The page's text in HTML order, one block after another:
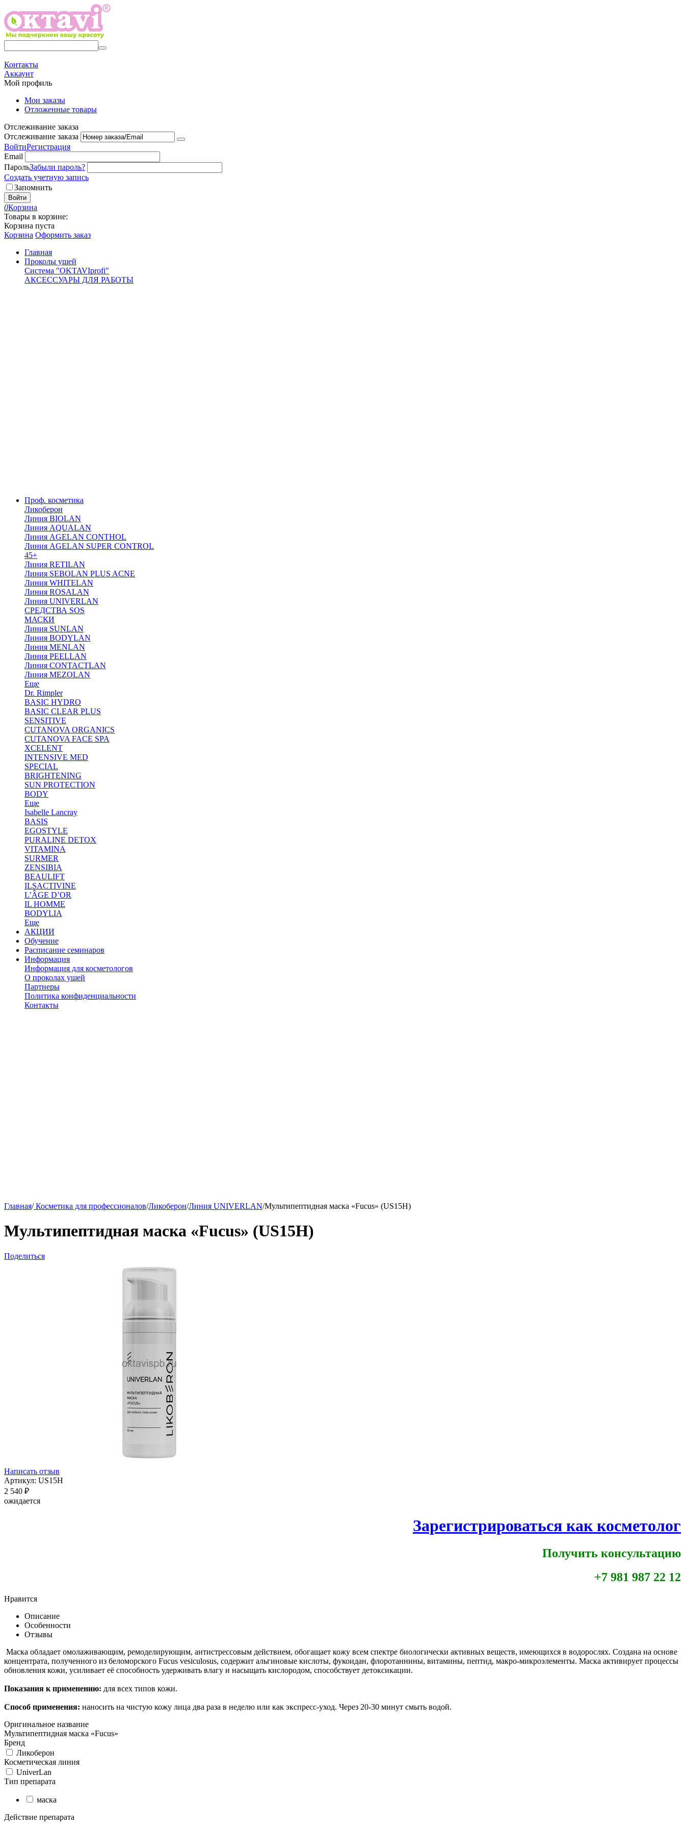
Контакты
Аккаунт
Мой профиль
Мои заказы
Отложенные товары
Отслеживание заказа
Отслеживание заказа
ВойтиРегистрация
Email
ПарольЗабыли пароль?
Создать учетную запись
Запомнить
Войти
0Корзина
Товары в корзине:
Корзина пуста
Корзина Оформить заказ
Главная
Проколы ушей
Система "OKTAVIprofi"
АКСЕССУАРЫ ДЛЯ РАБОТЫ
Проф. косметика
Ликоберон
Линия BIOLAN
Линия AQUALAN
Линия AGELAN CONTHOL
Линия AGELAN SUPER CONTROL
45+
Линия RETILAN
Линия SEBOLAN PLUS ACNE
Линия WHITELAN
Линия ROSALAN
Линия UNIVERLAN
СРЕДСТВА SOS
МАСКИ
Линия SUNLAN
Линия BODYLAN
Линия MENLAN
Линия PEELLAN
Линия CONTACTLAN
Линия MEZOLAN
Еще
Dr. Rimpler
BASIC HYDRO
BASIC CLEAR PLUS
SENSITIVE
CUTANOVA ORGANICS
CUTANOVA FACE SPA
XCELENT
INTENSIVE MED
SPECIAL
BRIGHTENING
SUN PROTECTION
BODY
Еще
Isabelle Lancray
BASIS
EGOSTYLE
PURALINE DETOX
VITAMINA
SURMER
ZENSIBIA
BEAULIFT
ILSACTIVINE
L’ÂGE D’OR
IL HOMME
BODYLIA
Еще
АКЦИИ
Обучение
Расписание семинаров
Информация
Информация для косметологов
О проколах ушей
Партнеры
Политика конфиденциальности
Контакты
Главная/Косметика для профессионалов/Ликоберон/Линия UNIVERLAN/Мультипептидная маска «Fucus» (US15H)
Мультипептидная маска «Fucus» (US15H)
Поделиться
Написать отзыв
Артикул: US15H
2 540 ₽
ожидается
Зарегистрироваться как косметолог
Получить консультацию
+7 981 987 22 12
Нравится
Описание
Особенности
Отзывы
Маска обладает омолаживающим, ремоделирующим, антистрессовым действием, обогащает кожу всем спектре биологически активных веществ, имеющихся в водорослях. Создана на основе
концентрата, полученного из беломорского Fucus vesiculosus, содержит альгиновые кислоты, фукоидан, флоротаннины, витамины, пептид, макро-микроэлементы. Маска активирует процессы
обновления кожи, усиливает её способность удерживать влагу и насыщать кислородом, способствует детоксикации.
Показания к применению: для всех типов кожи.
Способ применения: наносить на чистую кожу лица два раза в неделю или как экспресс-уход. Через 20-30 минут смыть водой.
Оригинальное название
Мультипептидная маска «Fucus»
Бренд
Ликоберон
Косметическая линия
UniverLan
Тип препарата
маска
Действие препарата